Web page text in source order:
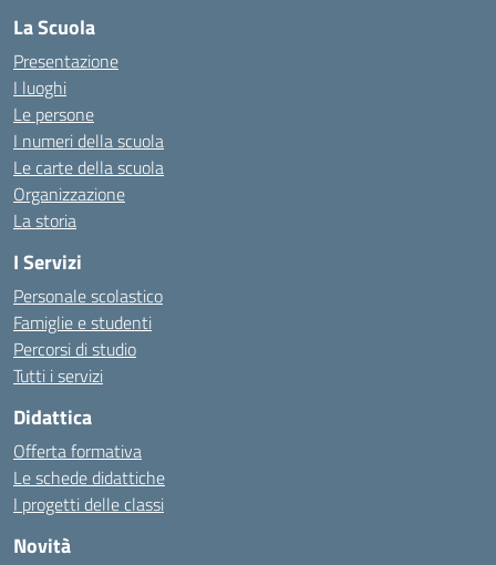
La Scuola
Presentazione
I luoghi
Le persone
I numeri della scuola
Le carte della scuola
Organizzazione
La storia
I Servizi
Personale scolastico
Famiglie e studenti
Percorsi di studio
Tutti i servizi
Didattica
Offerta formativa
Le schede didattiche
I progetti delle classi
Novità